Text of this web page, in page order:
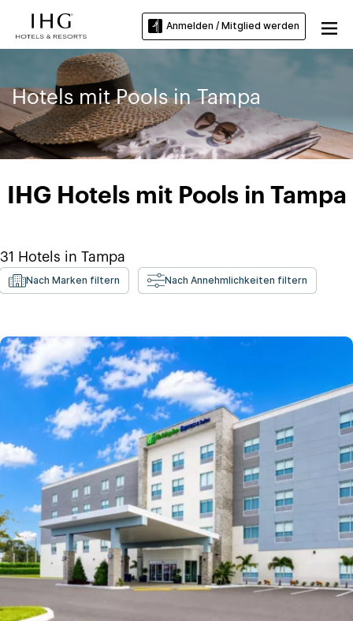
Anmelden / Mitglied werden
Hotels mit Pools in Tampa
IHG Hotels mit Pools in Tampa
31 Hotels in Tampa
Nach Marken filtern Nach Annehmlichkeiten filtern